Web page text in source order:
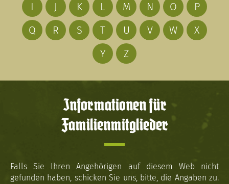
I
J K L M N O
P
Q
R S T U V W
X
Y
Z
Informationen für
Familienmitglieder
Falls Sie Ihren Angehörigen auf diesem Web nicht
gefunden haben, schicken Sie uns, bitte, die Angaben zu.